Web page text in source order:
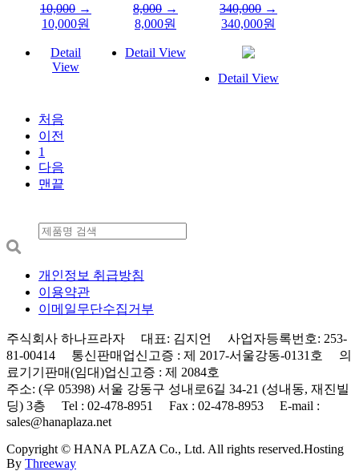
10,000 →
10,000원
Detail
View
8,000 →
8,000원
Detail View
340,000 →
340,000원
Detail View
처음
이전
1
다음
맨끝
개인정보 취급방침
이용약관
이메일무단수집거부
주식회사 하나프라자 대표: 김지언 사업자등록번호: 253-
81-00414 통신판매업신고증 : 제 2017-서울강동-0131호 의
료기기판매(임대)업신고증 : 제 2084호
주소: (우 05398) 서울 강동구 성내로6길 34-21 (성내동, 재진빌
딩) 3층 Tel : 02-478-8951 Fax : 02-478-8953 E-mail :
sales@hanaplaza.net
Copyright © HANA PLAZA Co., Ltd. All rights reserved.Hosting
By Threeway